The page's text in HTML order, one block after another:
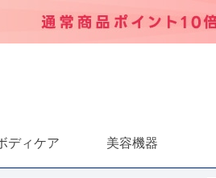
ディケア 美容機器